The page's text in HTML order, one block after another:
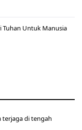
Tuhan Untuk Manusia
terjaga di tengah